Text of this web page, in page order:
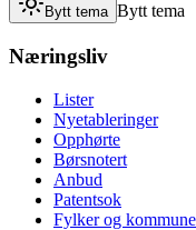
Bytt tema Bytt tema
Næringsliv
Lister
Nyetableringer
Opphørte
Børsnotert
Anbud
Patentsok
Fylker og